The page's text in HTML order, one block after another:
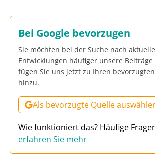
Bei Google bevorzugen
Sie möchten bei der Suche nach
Entwicklungen häufiger unsere Beiträge
fügen Sie uns jetzt zu Ihren
hinzu.
Als bevorzugte Quelle
Wie funktioniert das? Häufige
erfahren Sie mehr